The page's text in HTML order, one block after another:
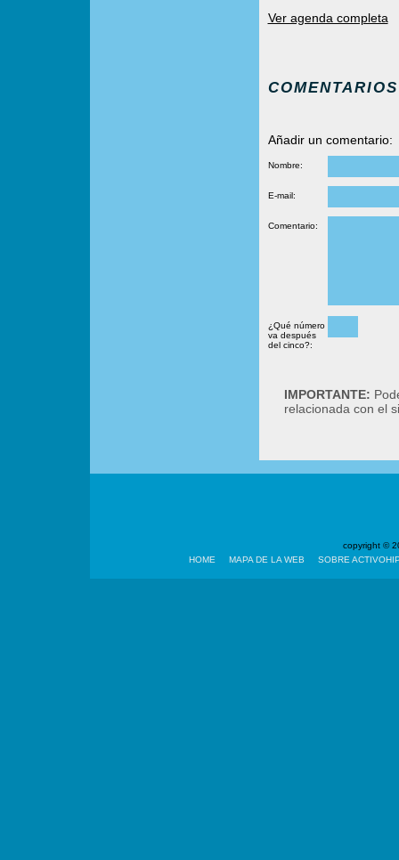
Ver agenda completa
COMENTARIOS
Añadir un comentario:
Nombre:
E-mail:
Comentario:
¿Qué número
va después
del cinco?:
IMPORTANTE:
relacionada con el
copyright ©
HOME
MAPA DE LA WEB SOBRE